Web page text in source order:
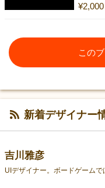
¥2,000
この
新着デザイナー
吉川雅彦